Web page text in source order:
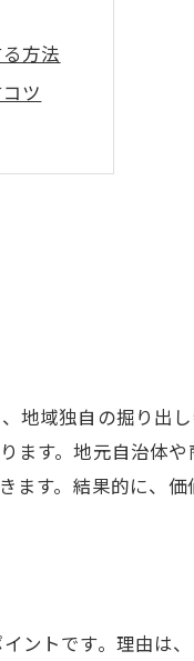
方法
ツ
は
法
術
とは
秘訣
活用法
見
流れ
点
地域独自の掘り出
ます。地元自治体
ます。結果的に、
ントです。理由は